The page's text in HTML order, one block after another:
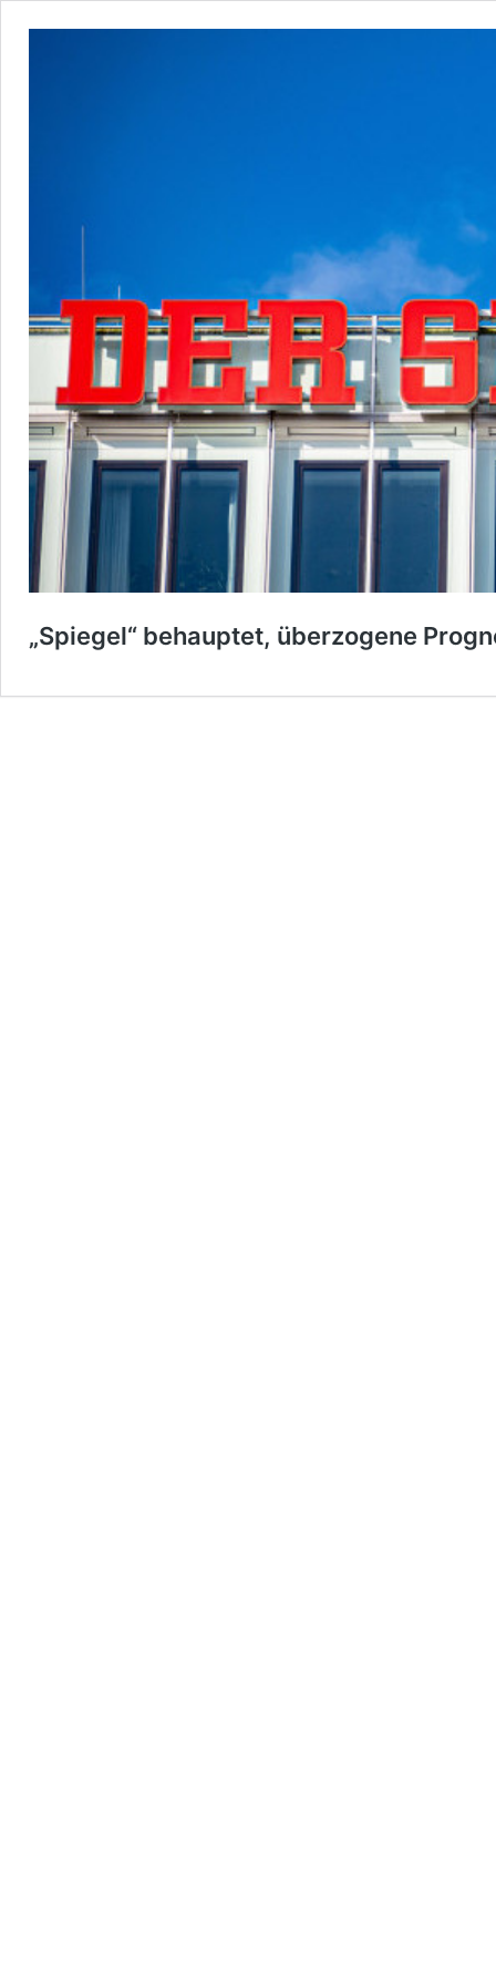
„Spiegel“ behauptet, überzogene